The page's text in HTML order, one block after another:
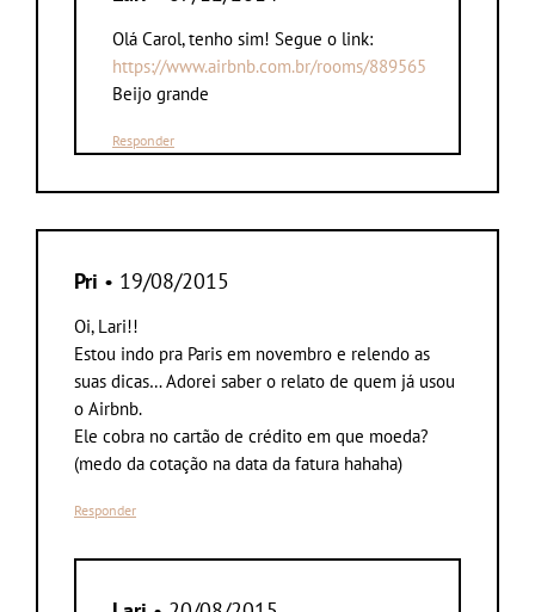
Olá Carol, tenho sim! Segue o link:
https://www.airbnb.com.br/rooms/889565
Beijo grande
Responder
Pri • 19/08/2015
Oi, Lari!!
Estou indo pra Paris em novembro e relendo as
suas dicas… Adorei saber o relato de quem já usou
o Airbnb.
Ele cobra no cartão de crédito em que moeda?
(medo da cotação na data da fatura hahaha)
Responder